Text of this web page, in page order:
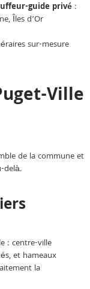
guide privé :
Îles d’Or
sur-mesure
Ville
de la commune et
delà.
: centre-ville
et hameaux
la